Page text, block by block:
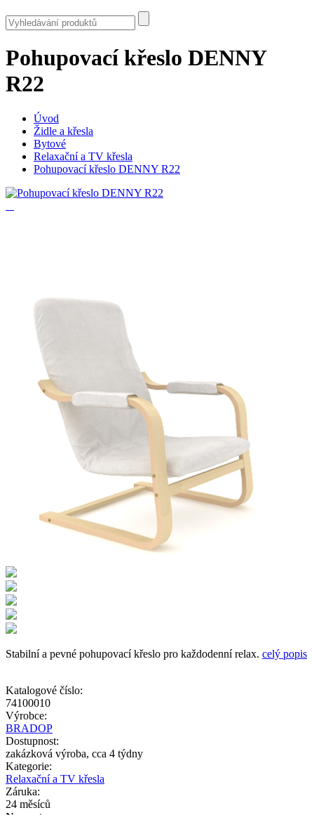
Pohupovací křeslo DENNY
R22
Úvod
Židle a křesla
Bytové
Relaxační a TV křesla
Pohupovací křeslo DENNY R22
Stabilní a pevné pohupovací křeslo pro každodenní relax. celý popis
Katalogové číslo:
74100010
Výrobce:
BRADOP
Dostupnost:
zakázková výroba, cca 4 týdny
Kategorie:
Relaxační a TV křesla
Záruka:
24 měsíců